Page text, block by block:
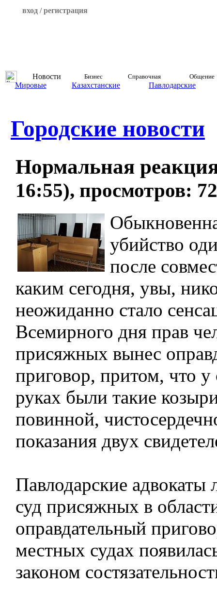
вход / регистрация
Новости Бизнес Справочная Общение
Мировые Казахстанские Павлодарские
Городские новости
Нормальная
16:55), просмотров:
убийство
после
каким сегодня, увы,
неожиданно стало
Всемирного дня прав
присяжных вынес
приговор, притом, что у
руках были такие
повинной,
показания двух
Павлодарские адвокаты
суд присяжных в
оправдательный
местных судах
законом